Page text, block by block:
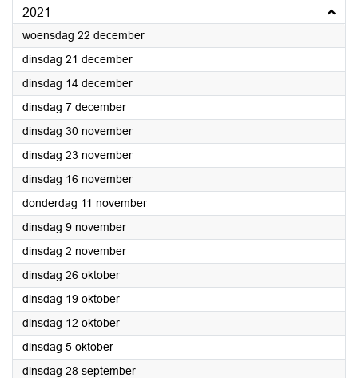
2021
woensdag 22 december2021
dinsdag 21 december2021
dinsdag 14 december2021
dinsdag 7 december2021
dinsdag 30 november2021
dinsdag 23 november2021
dinsdag 16 november2021
donderdag 11 november2021
dinsdag 9 november2021
dinsdag 2 november2021
dinsdag 26 oktober2021
dinsdag 19 oktober2021
dinsdag 12 oktober2021
dinsdag 5 oktober2021
dinsdag 28 september2021